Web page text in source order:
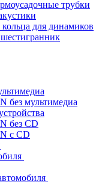
трубки
для динамиков
без мультимедиа
без CD
с CD